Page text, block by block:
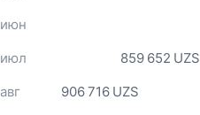
июн
859 652 UZS
июл
906 716 UZS
авг